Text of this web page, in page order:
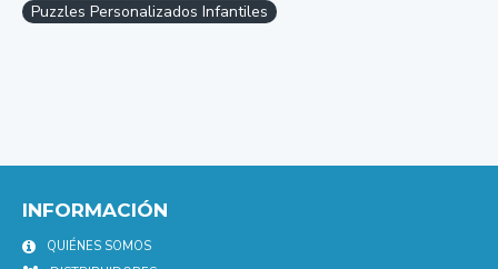
Puzzles Personalizados Infantiles
INFORMACIÓN
QUIÉNES SOMOS